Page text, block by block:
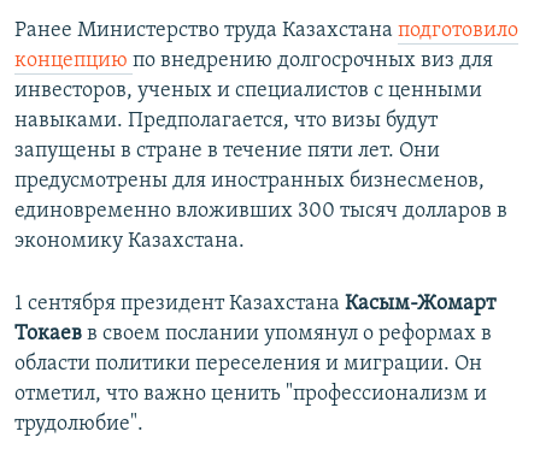
Ранее Министерство труда Казахстана подготовило
концепцию по внедрению долгосрочных виз для
инвесторов, ученых и специалистов с ценными
навыками. Предполагается, что визы будут
запущены в стране в течение пяти лет. Они
предусмотрены для иностранных бизнесменов,
единовременно вложивших 300 тысяч долларов в
экономику Казахстана.
1 сентября президент Казахстана Касым-Жомарт
Токаев в своем послании упомянул о реформах в
области политики переселения и миграции. Он
отметил, что важно ценить "профессионализм и
трудолюбие".